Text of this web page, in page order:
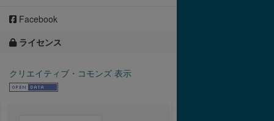
Facebook
ライセンス
クリエイティブ・コモンズ 表示